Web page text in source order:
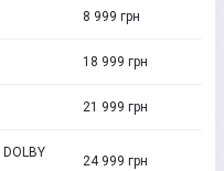
8 999 грн
18 999 грн
21 999 грн
DOLBY
24 999 грн